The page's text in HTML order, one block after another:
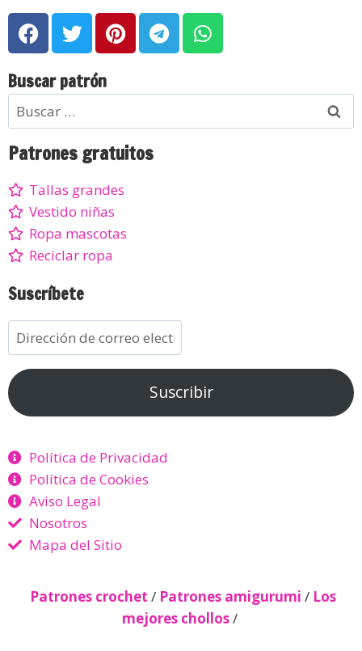
Buscar patrón
Patrones gratuitos
Tallas grandes
Vestido niñas
Ropa mascotas
Reciclar ropa
Suscríbete
Suscribir
Política de Privacidad
Política de Cookies
Aviso Legal
Nosotros
Mapa del Sitio
Patrones crochet / Patrones amigurumi / Los
mejores chollos/